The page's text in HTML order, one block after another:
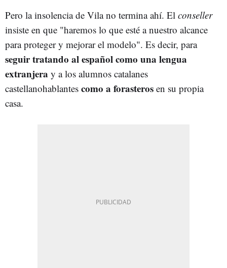
Pero la insolencia de Vila no termina ahí. El conseller
insiste en que "haremos lo que esté a nuestro alcance
para proteger y mejorar el modelo". Es decir, para
seguir tratando al español como una lengua
extranjera y a los alumnos catalanes
castellanohablantes como a forasteros en su propia
casa.